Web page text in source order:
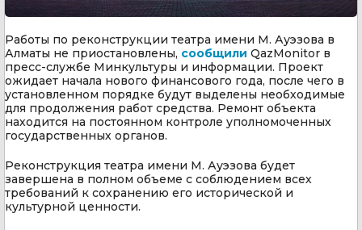
Работы по реконструкции театра имени М. Ауэзова в
Алматы не приостановлены, сообщили QazMonitor в
пресс-службе Минкультуры и информации. Проект
ожидает начала нового финансового года, после чего в
установленном порядке будут выделены необходимые
для продолжения работ средства. Ремонт объекта
находится на постоянном контроле уполномоченных
государственных органов.
Реконструкция театра имени М. Ауэзова будет
завершена в полном объеме с соблюдением всех
требований к сохранению его исторической и
культурной ценности.